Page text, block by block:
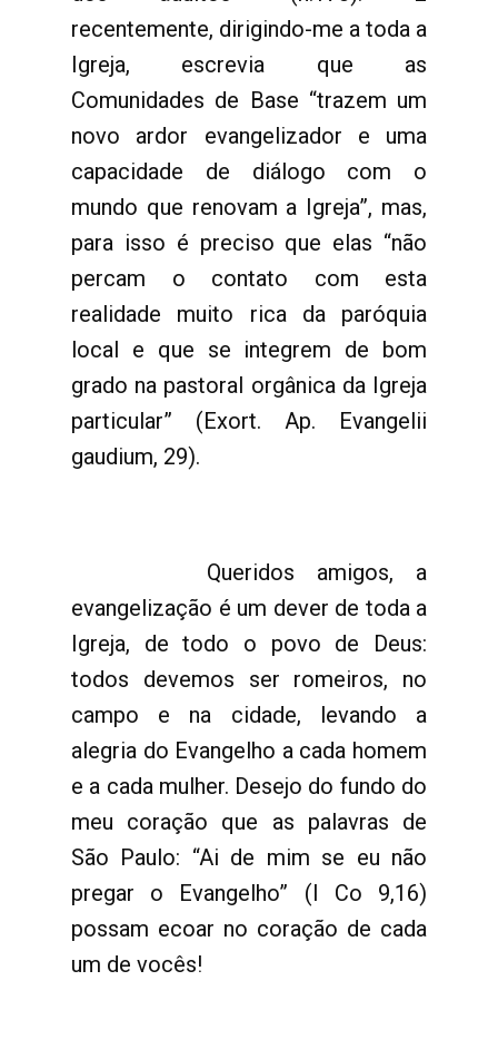
recentemente, dirigindo-me a toda a
Igreja, escrevia que as
Comunidades de Base “trazem um
novo ardor evangelizador e uma
capacidade de diálogo com o
mundo que renovam a Igreja”, mas,
para isso é preciso que elas “não
percam o contato com esta
realidade muito rica da paróquia
local e que se integrem de bom
grado na pastoral orgânica da Igreja
particular” (Exort. Ap. Evangelii
gaudium, 29).
Queridos amigos, a
evangelização é um dever de toda a
Igreja, de todo o povo de Deus:
todos devemos ser romeiros, no
campo e na cidade, levando a
alegria do Evangelho a cada homem
e a cada mulher. Desejo do fundo do
meu coração que as palavras de
São Paulo: “Ai de mim se eu não
pregar o Evangelho” (I Co 9,16)
possam ecoar no coração de cada
um de vocês!